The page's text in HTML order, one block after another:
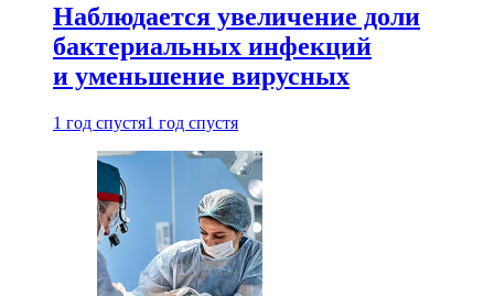
Наблюдается увеличение доли
бактериальных инфекций
и уменьшение вирусных
1 год спустя1 год спустя